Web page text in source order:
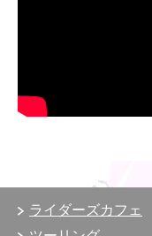
ライダーズカフェ